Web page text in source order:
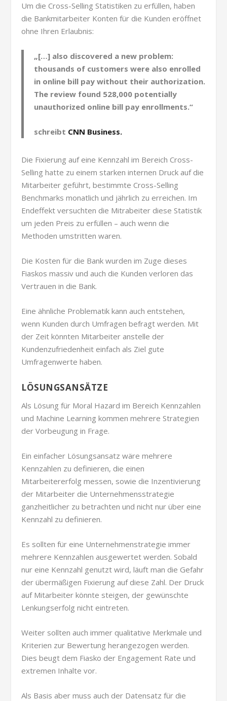
Um die Cross-Selling Statistiken zu erfüllen, haben
die Bankmitarbeiter Konten für die Kunden eröffnet
ohne Ihren Erlaubnis:
„[…] also discovered a new problem:
thousands of customers were also enrolled
in online bill pay without their authorization.
The review found 528,000 potentially
unauthorized online bill pay enrollments.“
schreibt CNN Business.
Die Fixierung auf eine Kennzahl im Bereich Cross-
Selling hatte zu einem starken internen Druck auf die
Mitarbeiter geführt, bestimmte Cross-Selling
Benchmarks monatlich und jährlich zu erreichen. Im
Endeffekt versuchten die Mitrabeiter diese Statistik
um jeden Preis zu erfüllen – auch wenn die
Methoden umstritten waren.
Die Kosten für die Bank wurden im Zuge dieses
Fiaskos massiv und auch die Kunden verloren das
Vertrauen in die Bank.
Eine ähnliche Problematik kann auch entstehen,
wenn Kunden durch Umfragen befragt werden. Mit
der Zeit könnten Mitarbeiter anstelle der
Kundenzufriedenheit einfach als Ziel gute
Umfragenwerte haben.
LÖSUNGSANSÄTZE
Als Lösung für Moral Hazard im Bereich Kennzahlen
und Machine Learning kommen mehrere Strategien
der Vorbeugung in Frage.
Ein einfacher Lösungsansatz wäre mehrere
Kennzahlen zu definieren, die einen
Mitarbeitererfolg messen, sowie die Inzentivierung
der Mitarbeiter die Unternehmensstrategie
ganzheitlicher zu betrachten und nicht nur über eine
Kennzahl zu definieren.
Es sollten für eine Unternehmenstrategie immer
mehrere Kennzahlen ausgewertet werden. Sobald
nur eine Kennzahl genutzt wird, läuft man die Gefahr
der übermäßigen Fixierung auf diese Zahl. Der Druck
auf Mitarbeiter könnte steigen, der gewünschte
Lenkungserfolg nicht eintreten.
Weiter sollten auch immer qualitative Merkmale und
Kriterien zur Bewertung herangezogen werden.
Dies beugt dem Fiasko der Engagement Rate und
extremen Inhalte vor.
Als Basis aber muss auch der Datensatz für die